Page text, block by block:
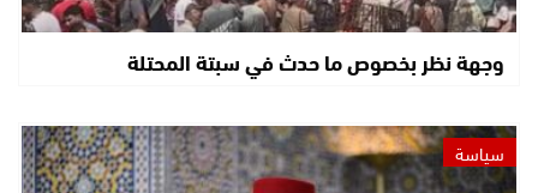
وجهة نظر بخصوص ما حدث في سبتة المحتلة
سياسة